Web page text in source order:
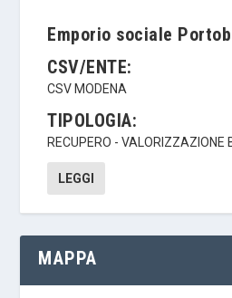
Emporio sociale
CSV/ENTE:
CSV MODENA
TIPOLOGIA:
RECUPERO - VALORIZZAZIONE
LEGGI
MAPPA